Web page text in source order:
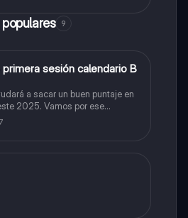
9
primera sesión calendario B
a sacar un buen puntaje en
2025. Vamos por ese
admitido en la universidad que
que quieres y no la que te